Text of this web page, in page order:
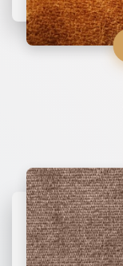
ПОДРОБНЕЕ
06 ЖАККАРД
03 ФЛОК